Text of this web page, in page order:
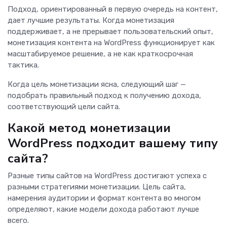
Подход, ориентированный в первую очередь на контент,
дает лучшие результаты. Когда монетизация
поддерживает, а не прерывает пользовательский опыт,
монетизация контента на WordPress функционирует как
масштабируемое решение, а не как краткосрочная
тактика.
Когда цель монетизации ясна, следующий шаг —
подобрать правильный подход к получению дохода,
соответствующий цели сайта.
Какой метод монетизации
WordPress подходит вашему типу
сайта?
Разные типы сайтов на WordPress достигают успеха с
разными стратегиями монетизации. Цель сайта,
намерения аудитории и формат контента во многом
определяют, какие модели дохода работают лучше
всего.